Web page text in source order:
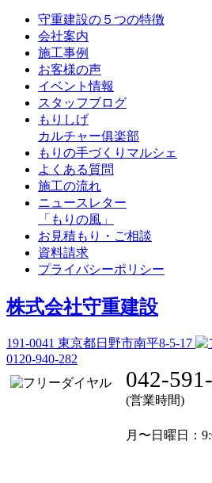
守重建設の５つの特徴
会社案内
施工事例
お客様の声
イベント情報
スタッフブログ
もりしげ
カルチャー俱楽部
もりの手づくりマルシェ
よくある質問
施工の流れ
ニュースレター
「もりの風」
お見積もり・ご相談
資料請求
プライバシーポリシー
株式会社守重建設
191-0041 東京都日野市南平8-5-17
0120-940-282
042-
(営業時間)
月〜日曜日 ：